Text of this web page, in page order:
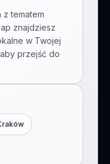
z tematem
znajdziesz
w Twojej
przejść do